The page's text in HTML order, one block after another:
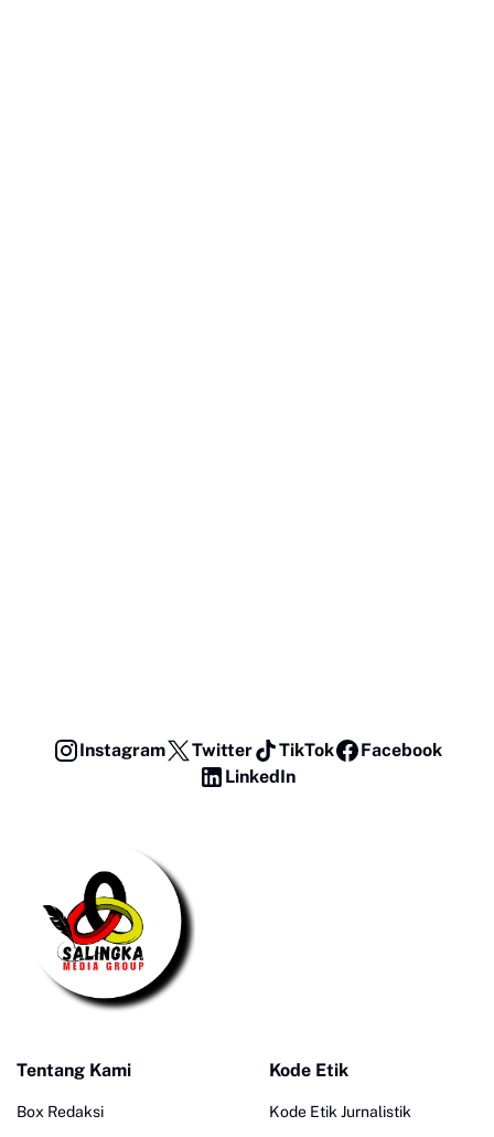
Instagram Twitter TikTok
Facebook
LinkedIn
Tentang Kami
Box Redaksi
Kode Etik
Kode Etik Jurnalistik